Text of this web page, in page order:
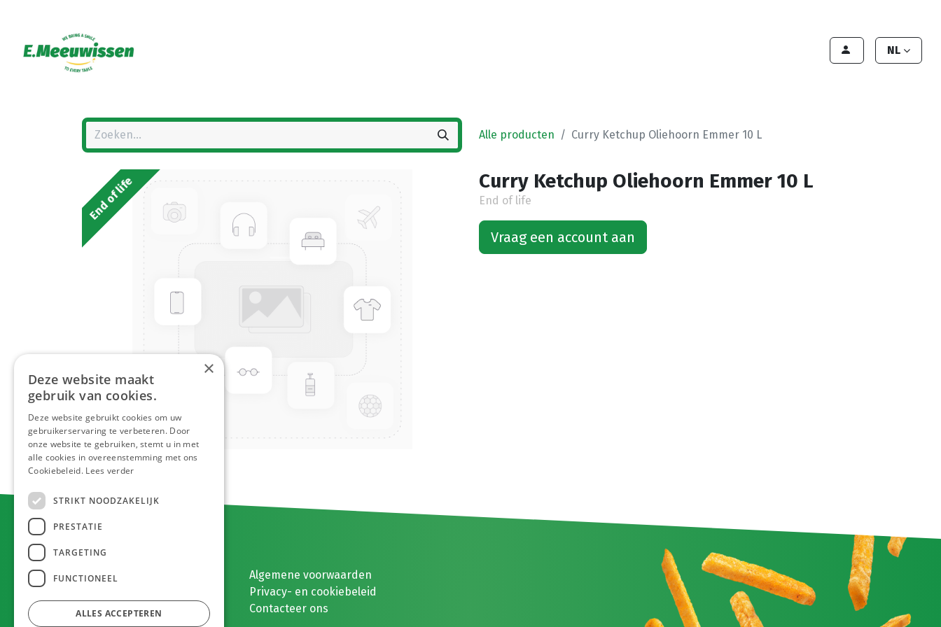
NL
Alle producten Curry Ketchup Oliehoorn Emmer 10 L
End of life Curry Ketchup Oliehoorn Emmer 10 L
End of life
Vraag een account aan
E. MEEUWISSEN BV
Gaston Eyskenslaan 2
3900 Pelt, België
Algemene voorwaarden
Privacy- en cookiebeleid
Contacteer ons
×
Deze website maakt
gebruik van cookies.
Deze website gebruikt cookies om uw
gebruikerservaring te verbeteren. Door
onze website te gebruiken, stemt u in met
alle cookies in overeenstemming met ons
Cookiebeleid. Lees verder
STRIKT NOODZAKELIJK
PRESTATIE
TARGETING
FUNCTIONEEL
ALLES ACCEPTEREN